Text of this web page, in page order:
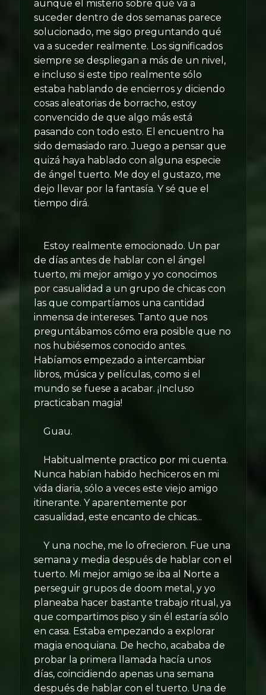
aunque el misterio sobre qué va a
suceder dentro de dos semanas parece
solucionado, me sigo preguntando qué
va a suceder realmente. Los significados
siempre se despliegan a más de un nivel,
e incluso si este tipo realmente sólo
estaba hablando de encierros y diciendo
cosas aleatorias de borracho, estoy
convencido de que algo más está
pasando con todo esto. El encuentro ha
sido demasiado raro. Juego a pensar que
quizá haya hablado con alguna especie
de ángel tuerto. Me doy el gustazo, me
dejo llevar por la fantasía. Y sé que el
tiempo dirá.
Estoy realmente emocionado. Un par
de días antes de hablar con el ángel
tuerto, mi mejor amigo y yo conocimos
por casualidad a un grupo de chicas con
las que compartíamos una cantidad
inmensa de intereses. Tanto que nos
preguntábamos cómo era posible que no
nos hubiésemos conocido antes.
Habíamos empezado a intercambiar
libros, música y películas, como si el
mundo se fuese a acabar. ¡Incluso
practicaban magia!
Guau.
Habitualmente practico por mi cuenta.
Nunca habían habido hechiceros en mi
vida diaria, sólo a veces este viejo amigo
itinerante. Y aparentemente por
casualidad, este encanto de chicas...
Y una noche, me lo ofrecieron. Fue una
semana y media después de hablar con el
tuerto. Mi mejor amigo se iba al Norte a
perseguir grupos de doom metal, y yo
planeaba hacer bastante trabajo ritual, ya
que compartimos piso y sin él estaría sólo
en casa. Estaba empezando a explorar
magia enoquiana. De hecho, acababa de
probar la primera llamada hacía unos
días, coincidiendo apenas una semana
después de hablar con el tuerto. Una de